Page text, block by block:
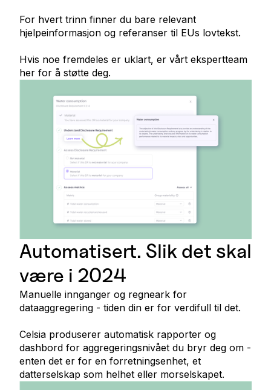
For hvert trinn finner du bare relevant
hjelpeinformasjon og referanser til EUs lovtekst.
Hvis noe fremdeles er uklart, er vårt ekspertteam
her for å støtte deg.
Automatisert. Slik det skal
være i 2024
Manuelle innganger og regneark for
dataaggregering - tiden din er for verdifull til det.
Celsia produserer automatisk rapporter og
dashbord for aggregeringsnivået du bryr deg om -
enten det er for en forretningsenhet, et
datterselskap som helhet eller morselskapet.